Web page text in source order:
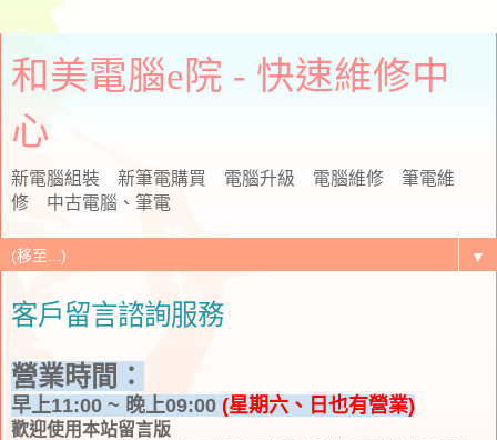
和美電腦e院 - 快速維修中
心
新電腦組裝 新筆電購買 電腦升級 電腦維修 筆電維
修 中古電腦、筆電
▼
客戶留言諮詢服務
營業時間：
早上11:00 ~ 晚上09:00 (星期六、日也有營業)
歡迎使用本站留言版